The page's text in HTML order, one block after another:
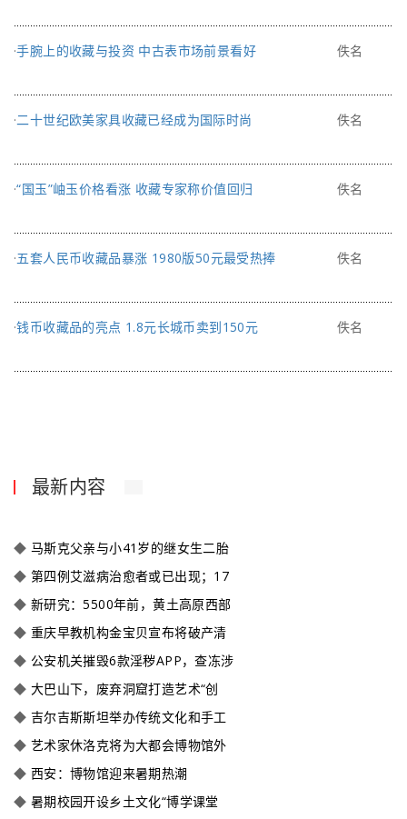
·手腕上的收藏与投资 中古表市场前景看好 佚名
·二十世纪欧美家具收藏已经成为国际时尚 佚名
·“国玉”岫玉价格看涨 收藏专家称价值回归 佚名
·五套人民币收藏品暴涨 1980版50元最受热捧 佚名
·钱币收藏品的亮点 1.8元长城币卖到150元 佚名
最新内容
◆ 马斯克父亲与小41岁的继女生二胎
◆ 第四例艾滋病治愈者或已出现；17
◆ 新研究：5500年前，黄土高原西部
◆ 重庆早教机构金宝贝宣布将破产清
◆ 公安机关摧毁6款淫秽APP，查冻涉
◆ 大巴山下，废弃洞窟打造艺术“创
◆ 吉尔吉斯斯坦举办传统文化和手工
◆ 艺术家休洛克将为大都会博物馆外
◆ 西安：博物馆迎来暑期热潮
◆ 暑期校园开设乡土文化“博学课堂